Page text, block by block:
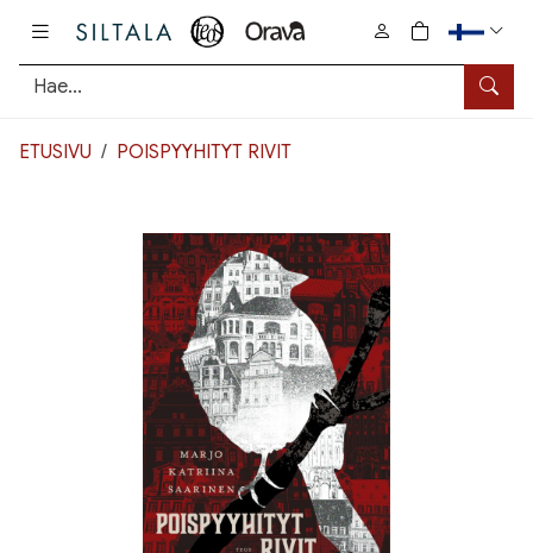
Hae
0
tuotetta
ETUSIVU POISPYYHITYT RIVIT